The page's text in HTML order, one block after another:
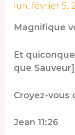
lun. février 5,
Magnifique
Et
que
Croyez-vous
Jean 11:26